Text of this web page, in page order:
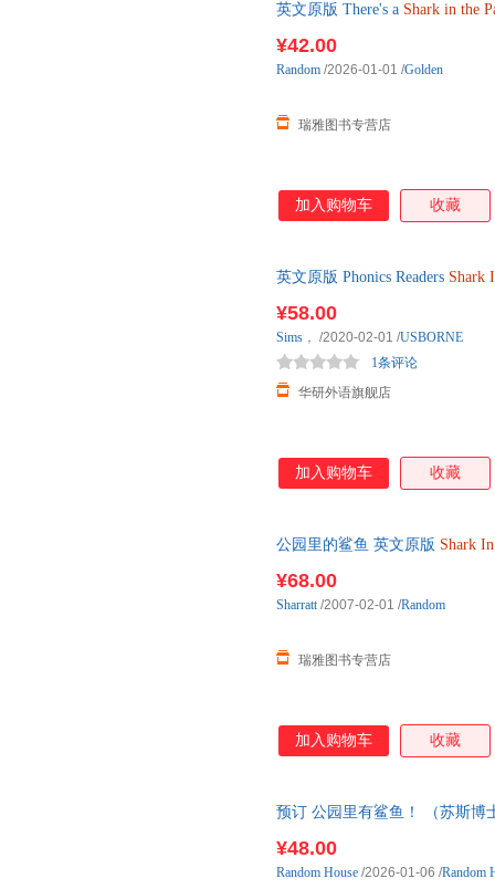
英文原版 There's a Shark in the
¥42.00
瑞雅图书专营店
Random /2026-01-01 /Golden
加入购物车 收藏
英文原版 Phonics Readers Shark
¥58.00
华研外语旗舰店
1条评论
Sims ， /2020-02-01 /USBORNE
加入购物车 收藏
公园里的鲨鱼 英文原版 Shark In
¥68.00
瑞雅图书专营店
Sharratt/2007-02-01 /Random
加入购物车 收藏
预订 公园里有鲨鱼！ （苏斯博
¥48.00
Random House /2026-01-06 /Random